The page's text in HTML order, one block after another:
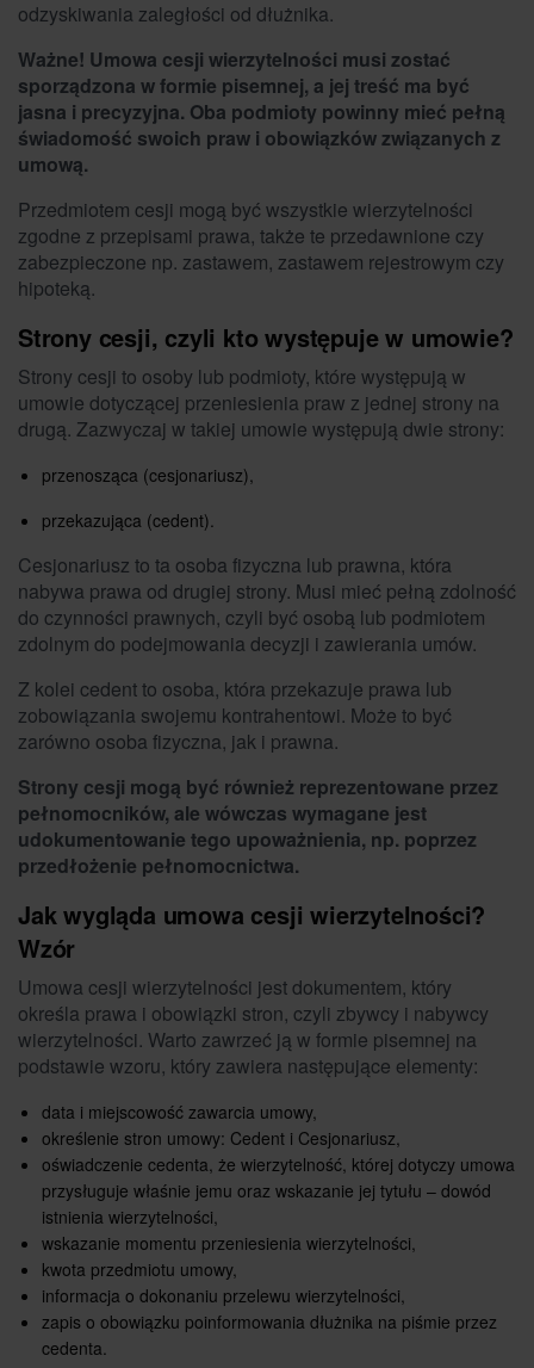
odzyskiwania zaległości od dłużnika.
Ważne! Umowa cesji wierzytelności musi zostać
sporządzona w formie pisemnej, a jej treść ma być
jasna i precyzyjna. Oba podmioty powinny mieć pełną
świadomość swoich praw i obowiązków związanych z
umową.
Przedmiotem cesji mogą być wszystkie wierzytelności
zgodne z przepisami prawa, także te przedawnione czy
zabezpieczone np. zastawem, zastawem rejestrowym czy
hipoteką.
Strony cesji, czyli kto występuje w umowie?
Strony cesji to osoby lub podmioty, które występują w
umowie dotyczącej przeniesienia praw z jednej strony na
drugą. Zazwyczaj w takiej umowie występują dwie strony:
przenosząca (cesjonariusz),
przekazująca (cedent).
Cesjonariusz to ta osoba fizyczna lub prawna, która
nabywa prawa od drugiej strony. Musi mieć pełną zdolność
do czynności prawnych, czyli być osobą lub podmiotem
zdolnym do podejmowania decyzji i zawierania umów.
Z kolei cedent to osoba, która przekazuje prawa lub
zobowiązania swojemu kontrahentowi. Może to być
zarówno osoba fizyczna, jak i prawna.
Strony cesji mogą być również reprezentowane przez
pełnomocników, ale wówczas wymagane jest
udokumentowanie tego upoważnienia, np. poprzez
przedłożenie pełnomocnictwa.
Jak wygląda umowa cesji wierzytelności?
Wzór
Umowa cesji wierzytelności jest dokumentem, który
określa prawa i obowiązki stron, czyli zbywcy i nabywcy
wierzytelności. Warto zawrzeć ją w formie pisemnej na
podstawie wzoru, który zawiera następujące elementy:
data i miejscowość zawarcia umowy,
określenie stron umowy: Cedent i Cesjonariusz,
oświadczenie cedenta, że wierzytelność, której dotyczy umowa
przysługuje właśnie jemu oraz wskazanie jej tytułu – dowód
istnienia wierzytelności,
wskazanie momentu przeniesienia wierzytelności,
kwota przedmiotu umowy,
informacja o dokonaniu przelewu wierzytelności,
zapis o obowiązku poinformowania dłużnika na piśmie przez
cedenta.